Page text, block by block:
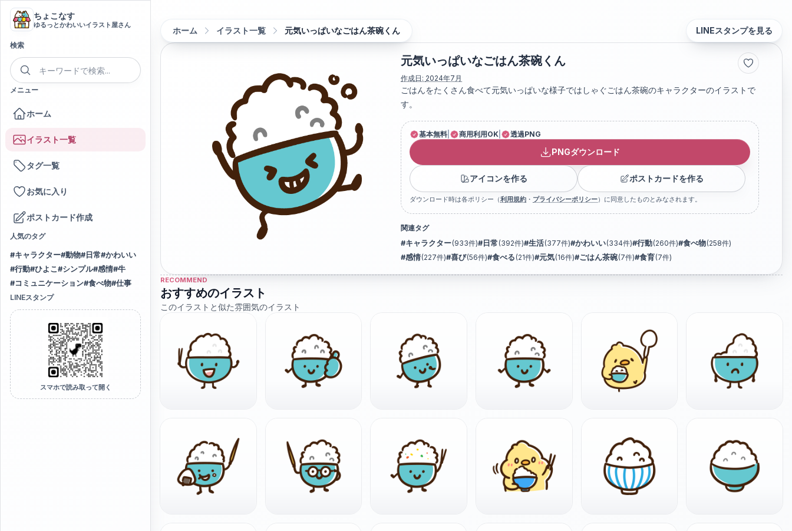
ちょこなす
ゆるっとかわいいイラスト屋さん
検索
メニュー
ホーム
イラスト一覧
タグ一覧
お気に入り
ポストカード作成
人気のタグ
#キャラクター#動物# 日常#かわいい
#行動#ひよこ#シンプル#感情#牛
#コミュニケーション#食べ物#仕事
LINEスタンプ
スマホで読み取って開く
ホーム イラスト一覧 元気いっぱいなごはん茶碗くん LINEスタンプを見る
元気いっぱいなごはん茶碗くん
作成日: 2024年7月
ごはんをたくさん食べて元気いっぱいな様子ではしゃぐごはん茶碗のキャラクターのイラストで
す。
基本無料 商用利用OK 透過PNG
PNGダウンロード
アイコンを作る ポストカードを作る
ダウンロード時は各ポリシー（利用規約 ・ プライバシーポリシー）に同意したものとみなされます。
関連タグ
#キャラクター(933件)# 日常 (392件)#生活(377件)#かわいい(334件)#行動(260件)#食べ物(258件)
#感情(227件)#喜び(56件)#食べる (21件)#元気(16件)#ごはん茶碗(7件)#食育(7件)
RECOMMEND
おすすめのイラスト
このイラストと似た雰囲気のイラスト